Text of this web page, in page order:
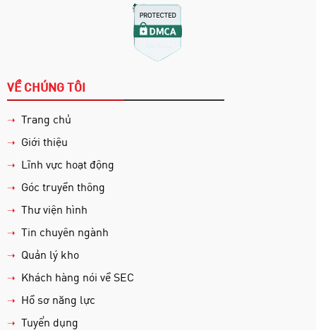
VỀ CHÚNG TÔI
➝ Trang chủ
➝ Giới thiệu
➝ Lĩnh vực hoạt động
➝ Góc truyền thông
➝ Thư viện hình
➝ Tin chuyên ngành
➝ Quản lý kho
➝ Khách hàng nói về SEC
➝ Hồ sơ năng lực
➝ Tuyển dụng